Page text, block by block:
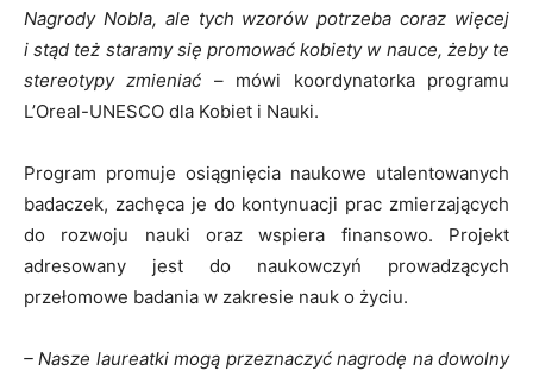
Nagrody Nobla, ale tych wzorów potrzeba coraz więcej
i stąd też staramy się promować kobiety w nauce, żeby te
stereotypy zmieniać – mówi koordynatorka programu
L’Oreal-UNESCO dla Kobiet i Nauki.
Program promuje osiągnięcia naukowe utalentowanych
badaczek, zachęca je do kontynuacji prac zmierzających
do rozwoju nauki oraz wspiera finansowo. Projekt
adresowany jest do naukowczyń prowadzących
przełomowe badania w zakresie nauk o życiu.
– Nasze laureatki mogą przeznaczyć nagrodę na dowolny